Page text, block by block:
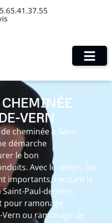
CHEMINÉE
VERN
cheminée à Saint-
démarche
le bon
Avec le temps, les
importants, rendant le
Paul-de-Vern
pour ramonage
ou ramonage de